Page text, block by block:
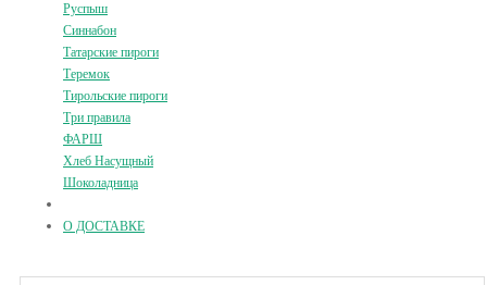
Руспыш
Синнабон
Татарские пироги
Теремок
Тирольские пироги
Три правила
ФАРШ
Хлеб Насущный
Шоколадница
О ДОСТАВКЕ